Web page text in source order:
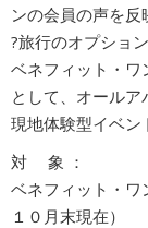
ンの会員の声を
?旅行のオプショ
ベネフィット・ワ
として、オール
現地体験型イベン
対 象 ：
ベネフィット・
１０月末現在）